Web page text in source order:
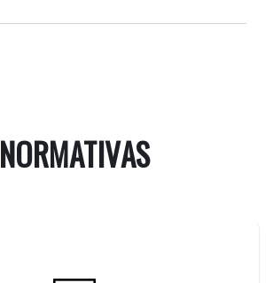
NORMATIVAS